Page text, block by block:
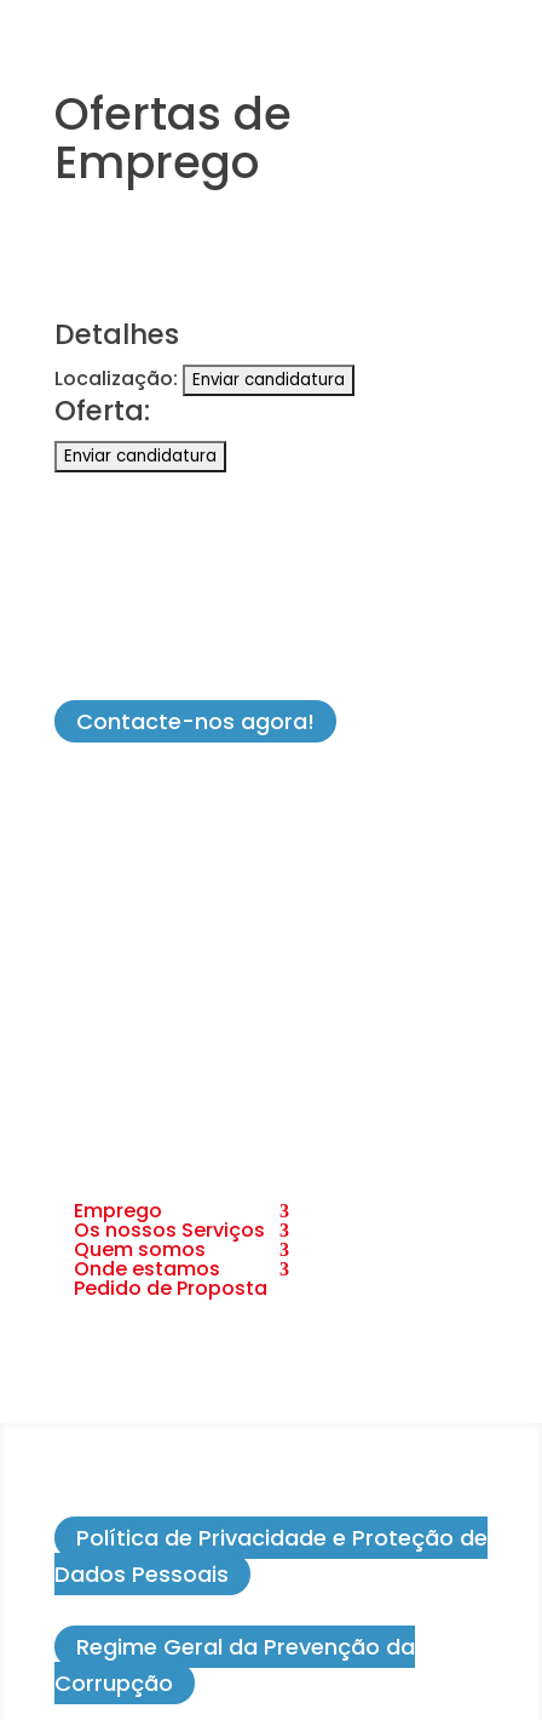
Ofertas de
Emprego
Detalhes
Localização:
Oferta:
Contacte-nos agora!
Emprego
Os nossos Serviços
Quem somos
Onde estamos
Pedido de Proposta
Política de Privacidade e Proteção de
Dados Pessoais
Regime Geral da Prevenção da
Corrupção